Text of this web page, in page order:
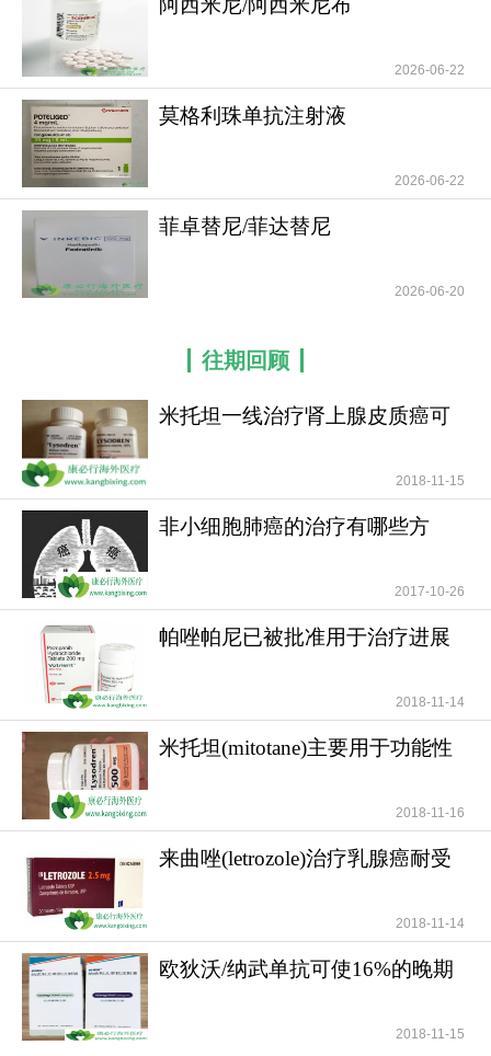
阿西米尼/阿西米尼布
2026-06-22
莫格利珠单抗注射液
2026-06-22
菲卓替尼/菲达替尼
2026-06-20
往期回顾
米托坦一线治疗肾上腺皮质癌可
2018-11-15
非小细胞肺癌的治疗有哪些方
2017-10-26
帕唑帕尼已被批准用于治疗进展
2018-11-14
米托坦(mitotane)主要用于功能性
2018-11-16
来曲唑(letrozole)治疗乳腺癌耐受
2018-11-14
欧狄沃/纳武单抗可使16%的晚期
2018-11-15